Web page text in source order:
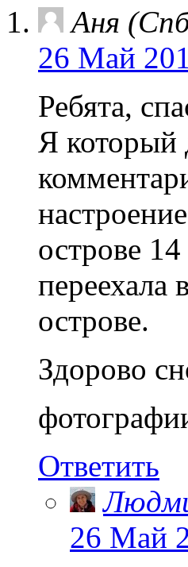
Аня
26 Май
Ребята,
Я который
острове
переехала
острове.
Здорово
Ответить
26 Май